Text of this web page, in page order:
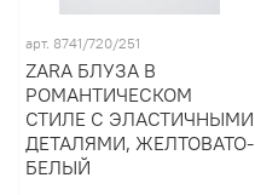
арт. 8741/720/251
ZARA БЛУЗА В
РОМАНТИЧЕСКОМ
СТИЛЕ С ЭЛАСТИЧНЫМИ
ДЕТАЛЯМИ, ЖЕЛТОВАТО-
БЕЛЫЙ